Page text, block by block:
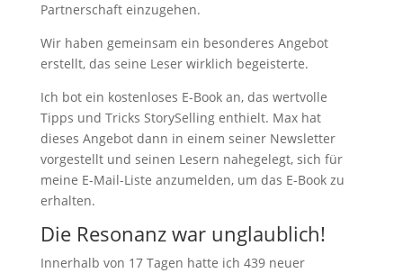
Partnerschaft einzugehen.
Wir haben gemeinsam ein besonderes Angebot
erstellt, das seine Leser wirklich begeisterte.
Ich bot ein kostenloses E-Book an, das wertvolle
Tipps und Tricks StorySelling enthielt. Max hat
dieses Angebot dann in einem seiner Newsletter
vorgestellt und seinen Lesern nahegelegt, sich für
meine E-Mail-Liste anzumelden, um das E-Book zu
erhalten.
Die Resonanz war unglaublich!
Innerhalb von 17 Tagen hatte ich 439 neuer